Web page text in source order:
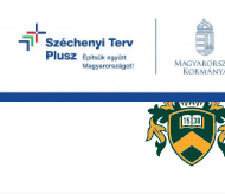
kutatás-
fejlesztési
tartalomra
Felső
menü
+36 52 512